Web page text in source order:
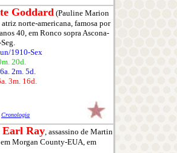
Goddard (Pauline Marion
norte-americana, famosa por
40, em Ronco sopra Ascona-
1910-Sex
20d.
2m. 5d.
3m. 16d.
Cronologia
Earl Ray, assassino de Martin
Morgan County-EUA, em